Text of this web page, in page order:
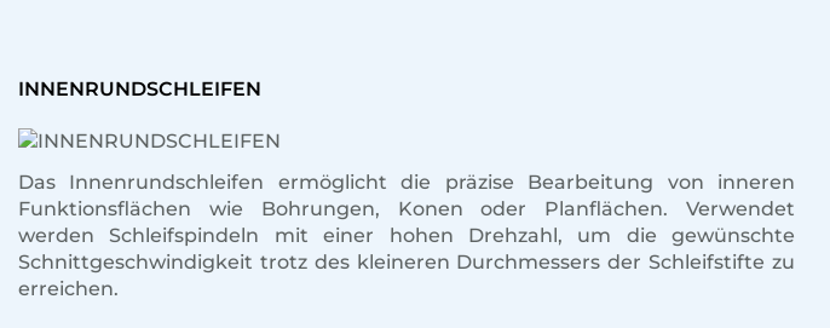
INNENRUNDSCHLEIFEN
Das Innenrundschleifen ermöglicht die präzise Bearbeitung von inneren
Funktionsflächen wie Bohrungen, Konen oder Planflächen. Verwendet
werden Schleifspindeln mit einer hohen Drehzahl, um die gewünschte
Schnittgeschwindigkeit trotz des kleineren Durchmessers der Schleifstifte zu
erreichen.